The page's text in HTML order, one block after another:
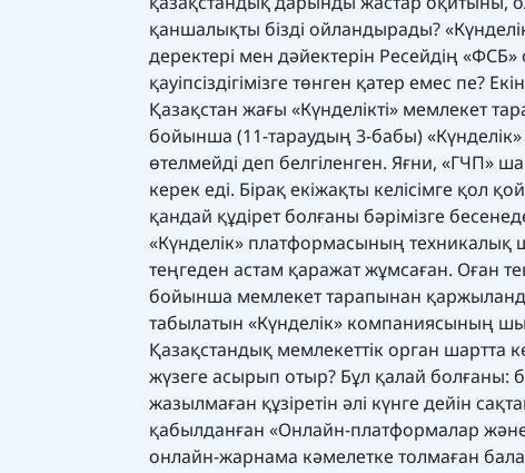
қаншалықты бізді ойландырады?
деректері мен дәйектерін Ресейдің
қауіпсіздігімізге төнген қатер емес
Қазақстан жағы «Күнделікті» мемлекет
бойынша (11-тараудың 3-бабы)
өтелмейді деп белгіленген. Яғни, «ГЧП»
керек еді. Бірақ екіжақты келісімге қол
қандай құдірет болғаны бәрімізге
«Күнделік» платформасының
теңгеден астам қаражат жұмсаған. Оған
бойынша мемлекет тарапынан
табылатын «Күнделік» компаниясының
Қазақстандық мемлекеттік орган шартта
жүзеге асырып отыр? Бұл қалай болғаны:
жазылмаған құзіретін әлі күнге дейін
қабылданған «Онлайн-платформалар
онлайн-жарнама кәмелетке толмаған